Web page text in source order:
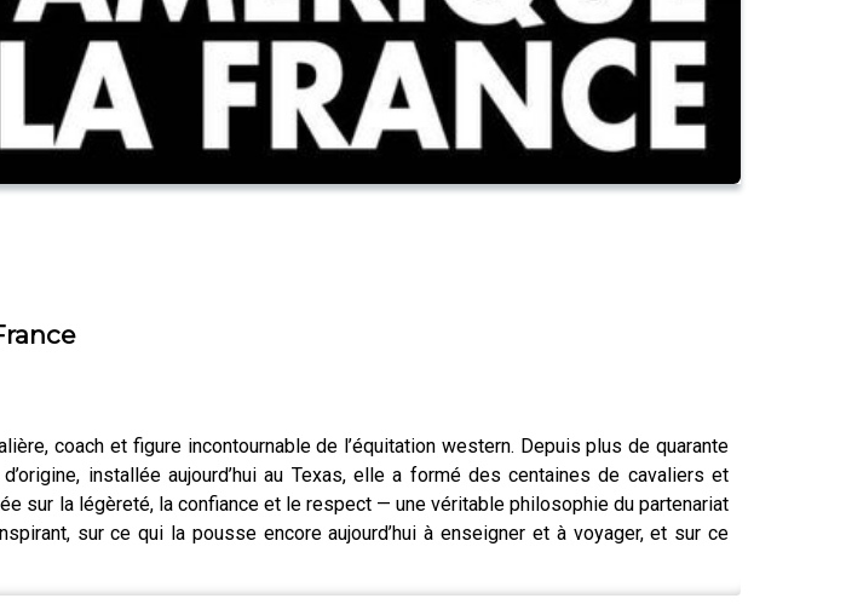
coach et figure incontournable de l’équitation western. Depuis plus de quarante
installée aujourd’hui au Texas, elle a formé des centaines de cavaliers et
sur la légèreté, la confiance et le respect — une véritable philosophie du partenariat
sur ce qui la pousse encore aujourd’hui à enseigner et à voyager, et sur ce